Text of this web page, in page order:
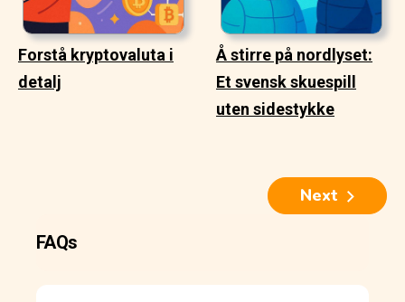
Forstå kryptovaluta i
detalj
Å stirre på nordlyset:
Et svensk skuespill
uten sidestykke
Next
FAQs